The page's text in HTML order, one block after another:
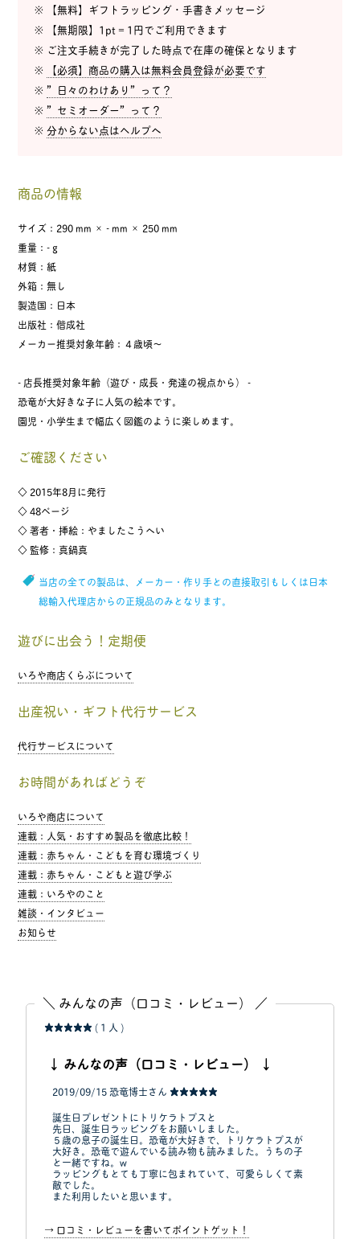
※ 【無料】ギフトラッピング・手書きメッセージ
※ 【無期限】1pt = 1円でご利用できます
※ ご注文手続きが完了した時点で在庫の確保となります
※ 【必須】商品の購入は無料会員登録が必要です
※”日々のわけあり”って？
※”セミオーダー”って？
※分からない点はヘルプへ
商品の情報
サイズ：290 mm × - mm × 250 mm
重量：- g
材質：紙
外箱：無し
製造国：日本
出版社：偕成社
メーカー推奨対象年齢：４歳頃〜
- 店長推奨対象年齢（遊び・成長・発達の視点から） -
恐竜が大好きな子に人気の絵本です。
園児・小学生まで幅広く図鑑のように楽しめます。
ご確認ください
◇ 2015年8月に発行
◇ 48ページ
◇ 著者・挿絵：やましたこうへい
◇ 監修：真鍋真
当店の全ての製品は、メーカー・作り手との直接取引もしくは日本
総輸入代理店からの正規品のみとなります。
遊びに出会う！定期便
いろや商店くらぶについて
出産祝い・ギフト代行サービス
代行サービスについて
お時間があればどうぞ
いろや商店について
連載：人気・おすすめ製品を徹底比較！
連載：赤ちゃん・こどもを育む環境づくり
連載：赤ちゃん・こどもと遊び学ぶ
連載：いろやのこと
雑談・インタビュー
お知らせ
＼ みんなの声（口コミ・レビュー） ／
★★★★★( 1 人 )
↓ みんなの声（口コミ・レビュー） ↓
2019/09/15恐竜博士さん ★★★★★
誕生日プレゼントにトリケラトプスと
先日、誕生日ラッピングをお願いしました。
５歳の息子の誕生日。恐竜が大好きで、トリケラトプスが
大好き。恐竜で遊んでいる読み物も読みました。うちの子
と一緒ですね。w
ラッピングもとても丁寧に包まれていて、可愛らしくて素
敵でした。
また利用したいと思います。
→ 口コミ・レビューを書いてポイントゲット！